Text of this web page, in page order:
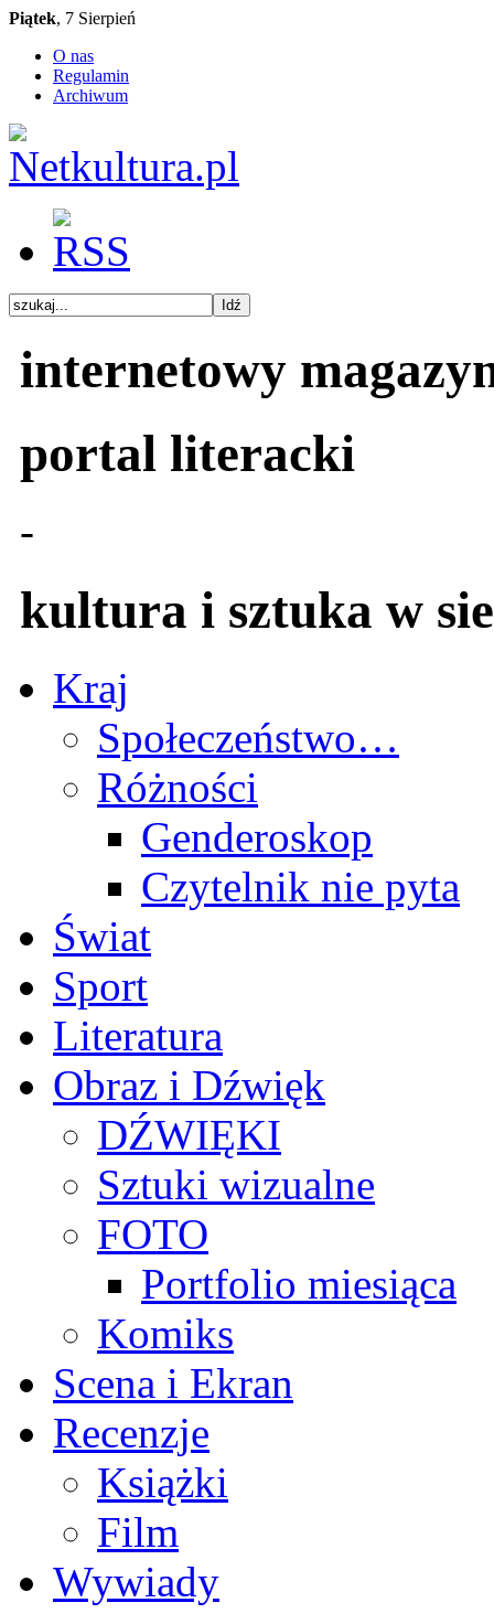
Piątek, 7 Sierpień
O nas
Regulamin
Archiwum
internetowy
portal literacki
-
kultura i sztuka w
Kraj
Społeczeństwo…
Różności
Genderoskop
Czytelnik nie pyta
Świat
Sport
Literatura
Obraz i Dźwięk
DŹWIĘKI
Sztuki wizualne
FOTO
Portfolio miesiąca
Komiks
Scena i Ekran
Recenzje
Książki
Film
Wywiady